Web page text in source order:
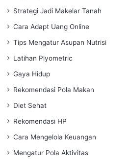
Strategi Jadi Makelar Tanah
Cara Adapt Uang Online
Tips Mengatur Asupan Nutrisi
Latihan Plyometric
Gaya Hidup
Rekomendasi Pola Makan
Diet Sehat
Rekomendasi HP
Cara Mengelola Keuangan
Mengatur Pola Aktivitas